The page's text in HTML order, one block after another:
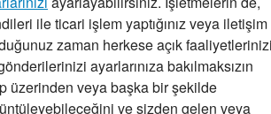
ile ticari işlem yaptığınız veya iletişim
zaman herkese açık
ayarlarınıza bakılmaksızın
üzerinden veya başka bir şekilde
ve sizden gelen veya